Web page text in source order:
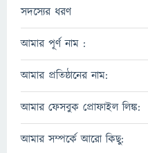
সদস্যের ধরণ
আমার পূর্ণ নাম :
আমার প্রতিষ্ঠানের নাম:
আমার ফেসবুক প্রোফাইল লিঙ্ক:
আমার সম্পর্কে আরো কিছু: